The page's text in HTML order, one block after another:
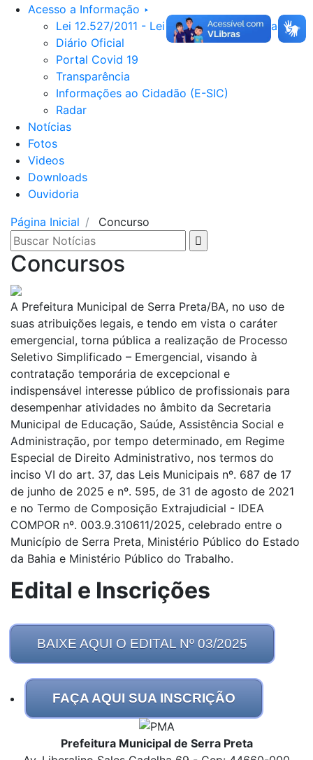
Acesso a Informação ‣
Lei 12.527/2011 - Lei de Acesso a Informação
Diário Oficial
Portal Covid 19
Transparência
Informações ao Cidadão (E-SIC)
Radar
Notícias
Fotos
Videos
Downloads
Ouvidoria
Página Inicial
Concurso
Concursos
A Prefeitura Municipal de Serra Preta/BA, no uso de
suas atribuições legais, e tendo em vista o caráter
emergencial, torna pública a realização de Processo
Seletivo Simplificado – Emergencial, visando à
contratação temporária de excepcional e
indispensável interesse público de profissionais para
desempenhar atividades no âmbito da Secretaria
Municipal de Educação, Saúde, Assistência Social e
Administração, por tempo determinado, em Regime
Especial de Direito Administrativo, nos termos do
inciso VI do art. 37, das Leis Municipais nº. 687 de 17
de junho de 2025 e nº. 595, de 31 de agosto de 2021
e no Termo de Composição Extrajudicial - IDEA
COMPOR nº. 003.9.310611/2025, celebrado entre o
Município de Serra Preta, Ministério Público do Estado
da Bahia e Ministério Público do Trabalho.
Edital e Inscrições
BAIXE AQUI O EDITAL Nº 03/2025
FAÇA AQUI SUA INSCRIÇÃO
Prefeitura Municipal de Serra Preta